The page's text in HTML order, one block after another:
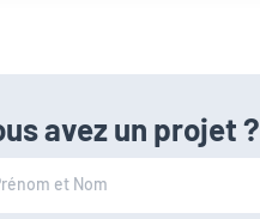
avez un projet ?
et Nom